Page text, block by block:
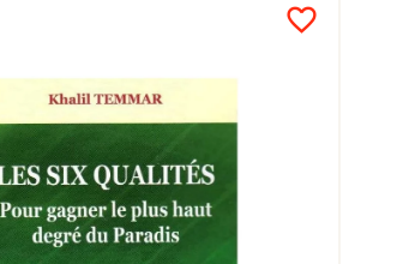
favorite_border